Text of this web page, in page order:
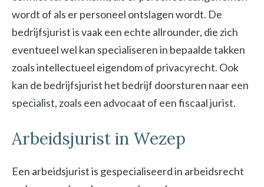
wordt of als er personeel ontslagen wordt. De
bedrijfsjurist is vaak een echte allrounder, die zich
eventueel wel kan specialiseren in bepaalde takken
zoals intellectueel eigendom of privacyrecht. Ook
kan de bedrijfsjurist het bedrijf doorsturen naar een
specialist, zoals een advocaat of een fiscaal jurist.
Arbeidsjurist in Wezep
Een arbeidsjurist is gespecialiseerd in arbeidsrecht